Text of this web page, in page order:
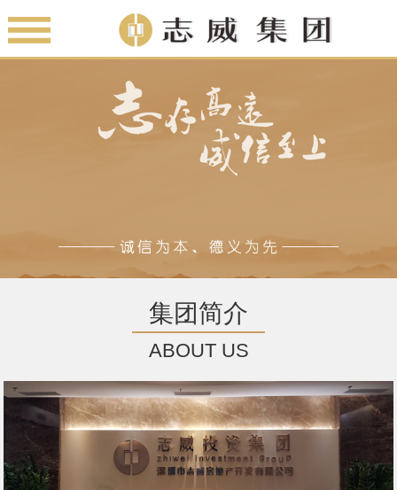
集团简介
ABOUT US